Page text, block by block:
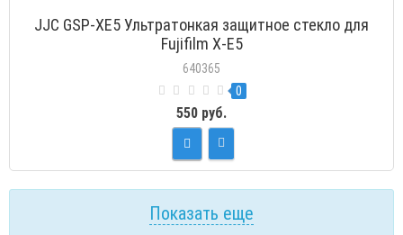
JJC GSP-XE5 Ультратонкая защитное стекло для
Fujifilm X-E5
640365
0
550 руб.
Показать еще